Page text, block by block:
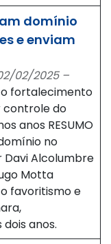
domínio
e enviam
02/2025 –
fortalecimento
controle do
anos RESUMO
no
Davi Alcolumbre
Motta
favoritismo e
anos.